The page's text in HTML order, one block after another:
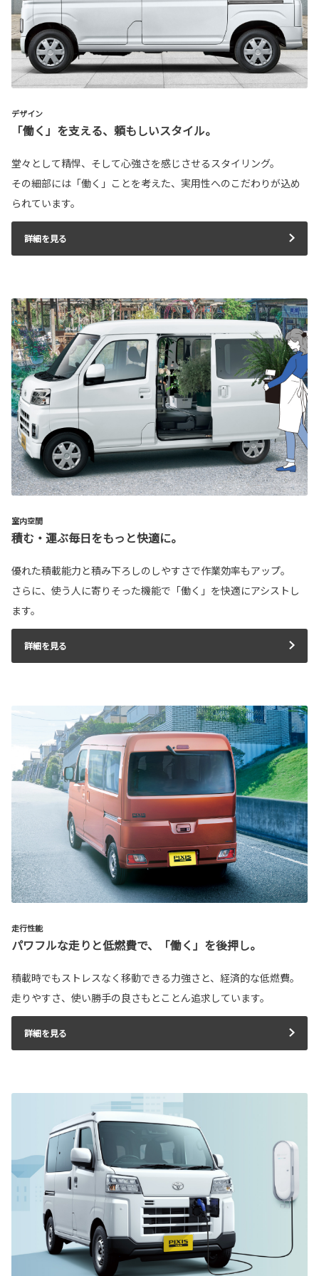
デザイン
「働く」を支える、頼もしいスタイル。
堂々として精悍、そして心強さを感じさせるスタイリング。
その細部には「働く」ことを考えた、実用性へのこだわりが込め
られています。
詳細を見る
室内空間
積む・運ぶ毎日をもっと快適に。
優れた積載能力と積み下ろしのしやすさで作業効率もアップ。
さらに、使う人に寄りそった機能で「働く」を快適にアシストし
ます。
詳細を見る
走行性能
パワフルな走りと低燃費で、「働く」を後押し。
積載時でもストレスなく移動できる力強さと、経済的な低燃費。
走りやすさ、使い勝手の良さもとことん追求しています。
詳細を見る